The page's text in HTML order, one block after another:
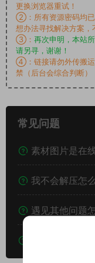
更换浏览器重试！
②：所有资源密码均已
想办法寻找解决方案，
③： 再次申明，本站
请另寻，谢谢！
④：链接请勿外传搬运
禁（后台会综合判断）
常见问题
素材图片是在
我不会解压怎
遇见其他问题
该资源能搬运